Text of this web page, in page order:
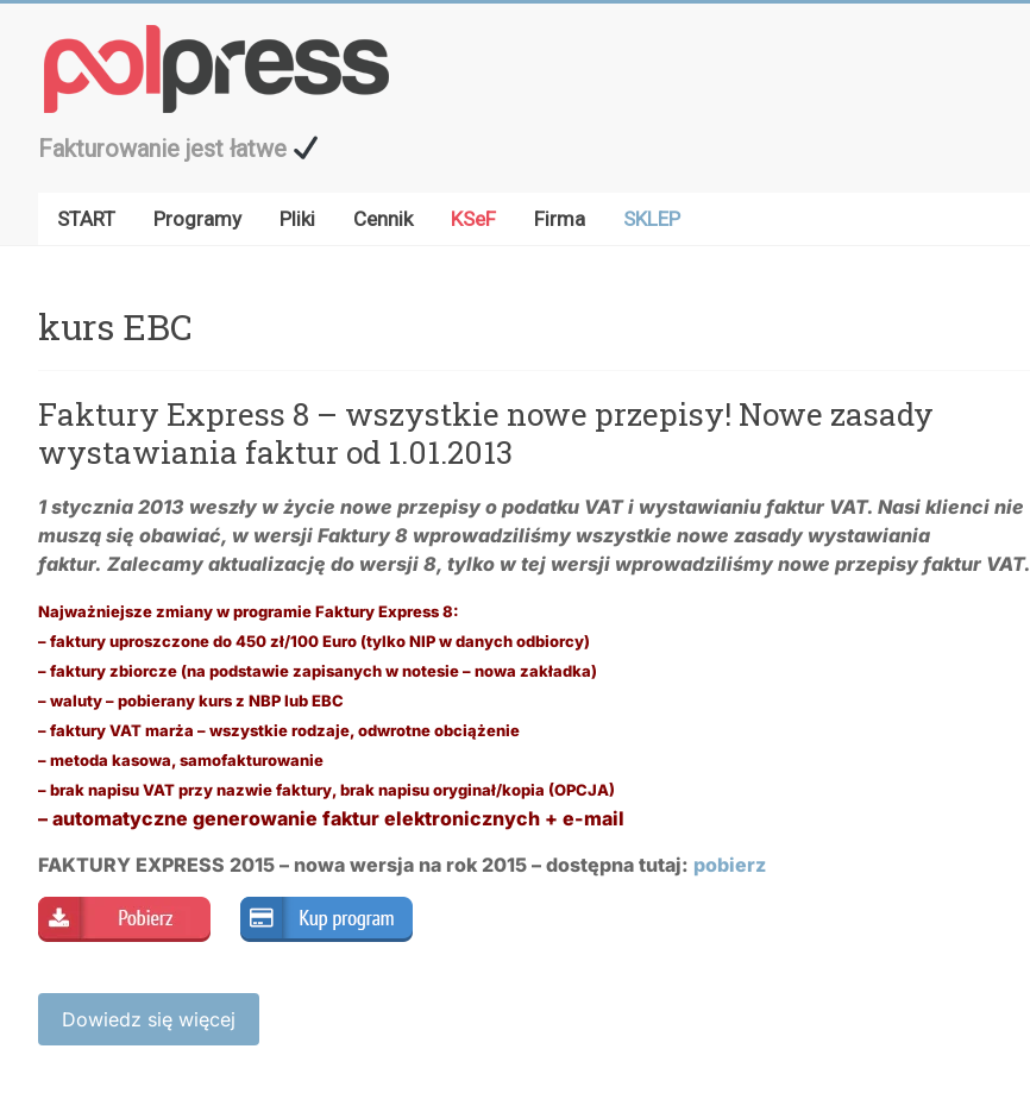
treści
Fakturowanie jest łatwe
START Programy Pliki Cennik KSeF Firma SKLEP
kurs EBC
Faktury Express 8 – wszystkie nowe przepisy! Nowe zasady
wystawiania faktur od 1.01.2013
1 stycznia 2013 weszły w życie nowe przepisy o podatku VAT i wystawianiu faktur VAT. Nasi klienci nie
muszą się obawiać, w wersji Faktury 8 wprowadziliśmy wszystkie nowe zasady wystawiania
faktur. Zalecamy aktualizację do wersji 8, tylko w tej wersji wprowadziliśmy nowe przepisy faktur VAT.
Najważniejsze zmiany w programie Faktury Express 8:
– faktury uproszczone do 450 zł/100 Euro (tylko NIP w danych odbiorcy)
– faktury zbiorcze (na podstawie zapisanych w notesie – nowa zakładka)
– waluty – pobierany kurs z NBP lub EBC
– faktury VAT marża – wszystkie rodzaje, odwrotne obciążenie
– metoda kasowa, samofakturowanie
– brak napisu VAT przy nazwie faktury, brak napisu oryginał/kopia (OPCJA)
– automatyczne generowanie faktur elektronicznych + e-mail
FAKTURY EXPRESS 2015 – nowa wersja na rok 2015 – dostępna tutaj: pobierz
Dowiedz się więcej